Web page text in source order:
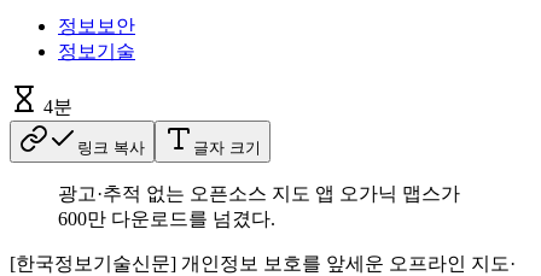
정보보안
정보기술
4분
링크 복사 글자 크기
광고·추적 없는 오픈소스 지도 앱 오가닉 맵스가
600만 다운로드를 넘겼다.
[한국정보기술신문] 개인정보 보호를 앞세운 오프라인 지도·